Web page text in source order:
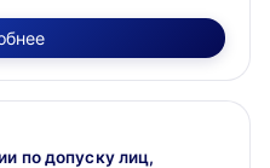
по допуску лиц,